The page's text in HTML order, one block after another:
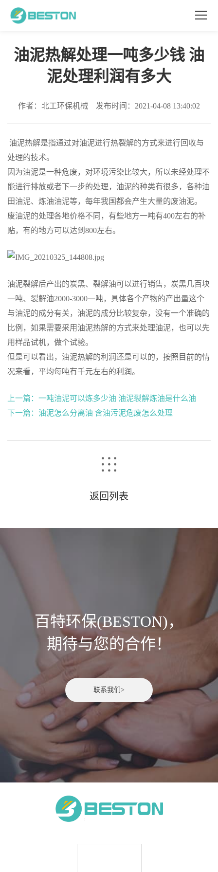
油泥热解处理一吨多少钱 油
泥处理利润有多大
作者：北工环保机械 发布时间：2021-04-08 13:40:02
油泥热解是指通过对油泥进行热裂解的方式来进行回收与
处理的技术。
因为油泥是一种危废，对环境污染比较大，所以未经处理不
能进行排放或者下一步的处理，油泥的种类有很多，各种油
田油泥、炼油油泥等，每年我国都会产生大量的废油泥。
废油泥的处理各地价格不同，有些地方一吨有400左右的补
贴，有的地方可以达到800左右。
油泥裂解后产出的炭黑、裂解油可以进行销售，炭黑几百块
一吨、裂解油2000-3000一吨，具体各个产物的产出量这个
与油泥的成分有关，油泥的成分比较复杂，没有一个准确的
比例，如果需要采用油泥热解的方式来处理油泥，也可以先
用样品试机，做个试验。
但是可以看出，油泥热解的利润还是可以的，按照目前的情
况来看，平均每吨有千元左右的利润。
上一篇： 一吨油泥可以炼多少油 油泥裂解炼油是什么油
下一篇： 油泥怎么分离油 含油污泥危废怎么处理
返回列表
百特环保(BESTON)，
期待与您的合作！
联系我们>